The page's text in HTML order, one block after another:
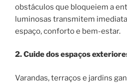
obstáculos que bloqueiem a
luminosas transmitem
espaço, conforto e bem-estar.
2. Cuide dos espaços
Varandas, terraços e jardins